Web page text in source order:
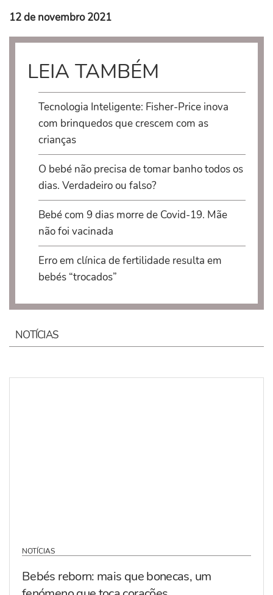
12 de novembro 2021
LEIA TAMBÉM
Tecnologia Inteligente: Fisher-Price inova
com brinquedos que crescem com as
crianças
O bebé não precisa de tomar banho todos os
dias. Verdadeiro ou falso?
Bebé com 9 dias morre de Covid-19. Mãe
não foi vacinada
Erro em clínica de fertilidade resulta em
bebés “trocados”
NOTÍCIAS
NOTÍCIAS
Bebés reborn: mais que bonecas, um